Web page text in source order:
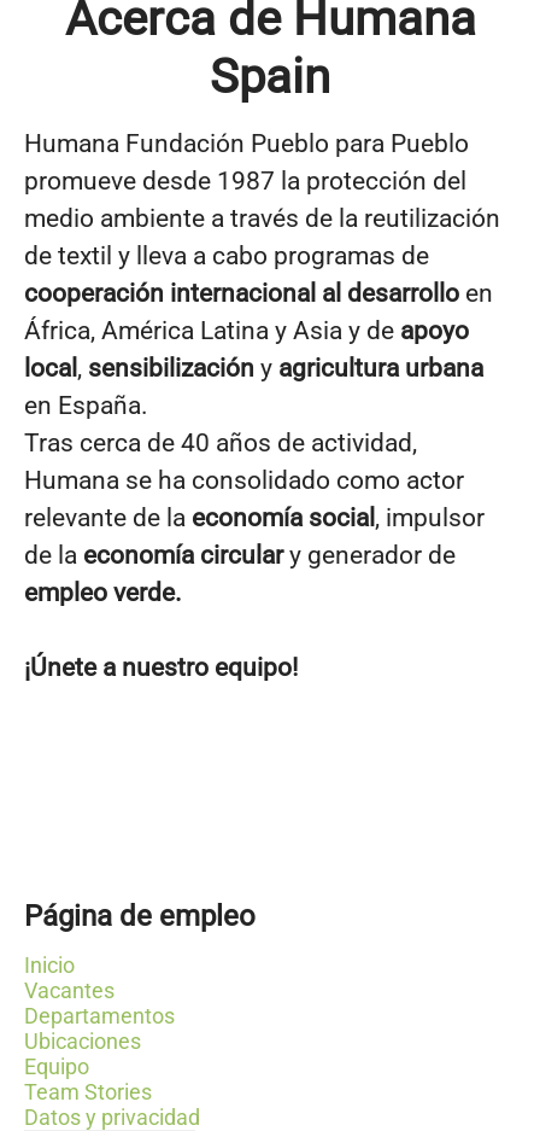
Acerca de Humana
Spain
Humana Fundación Pueblo para Pueblo
promueve desde 1987 la protección del
medio ambiente a través de la reutilización
de textil y lleva a cabo programas de
cooperación internacional al desarrollo en
África, América Latina y Asia y de apoyo
local , sensibilización y agricultura urbana
en España.
Tras cerca de 40 años de actividad,
Humana se ha consolidado como actor
relevante de la economía social , impulsor
de la economía circulary generador de
empleo verde.
¡Únete a nuestro equipo!
Página de empleo
Inicio
Vacantes
Departamentos
Ubicaciones
Equipo
Team Stories
Datos y privacidad